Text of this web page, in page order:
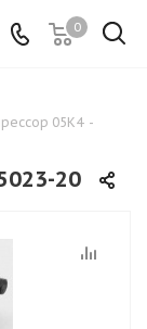
0
05K4 -
20